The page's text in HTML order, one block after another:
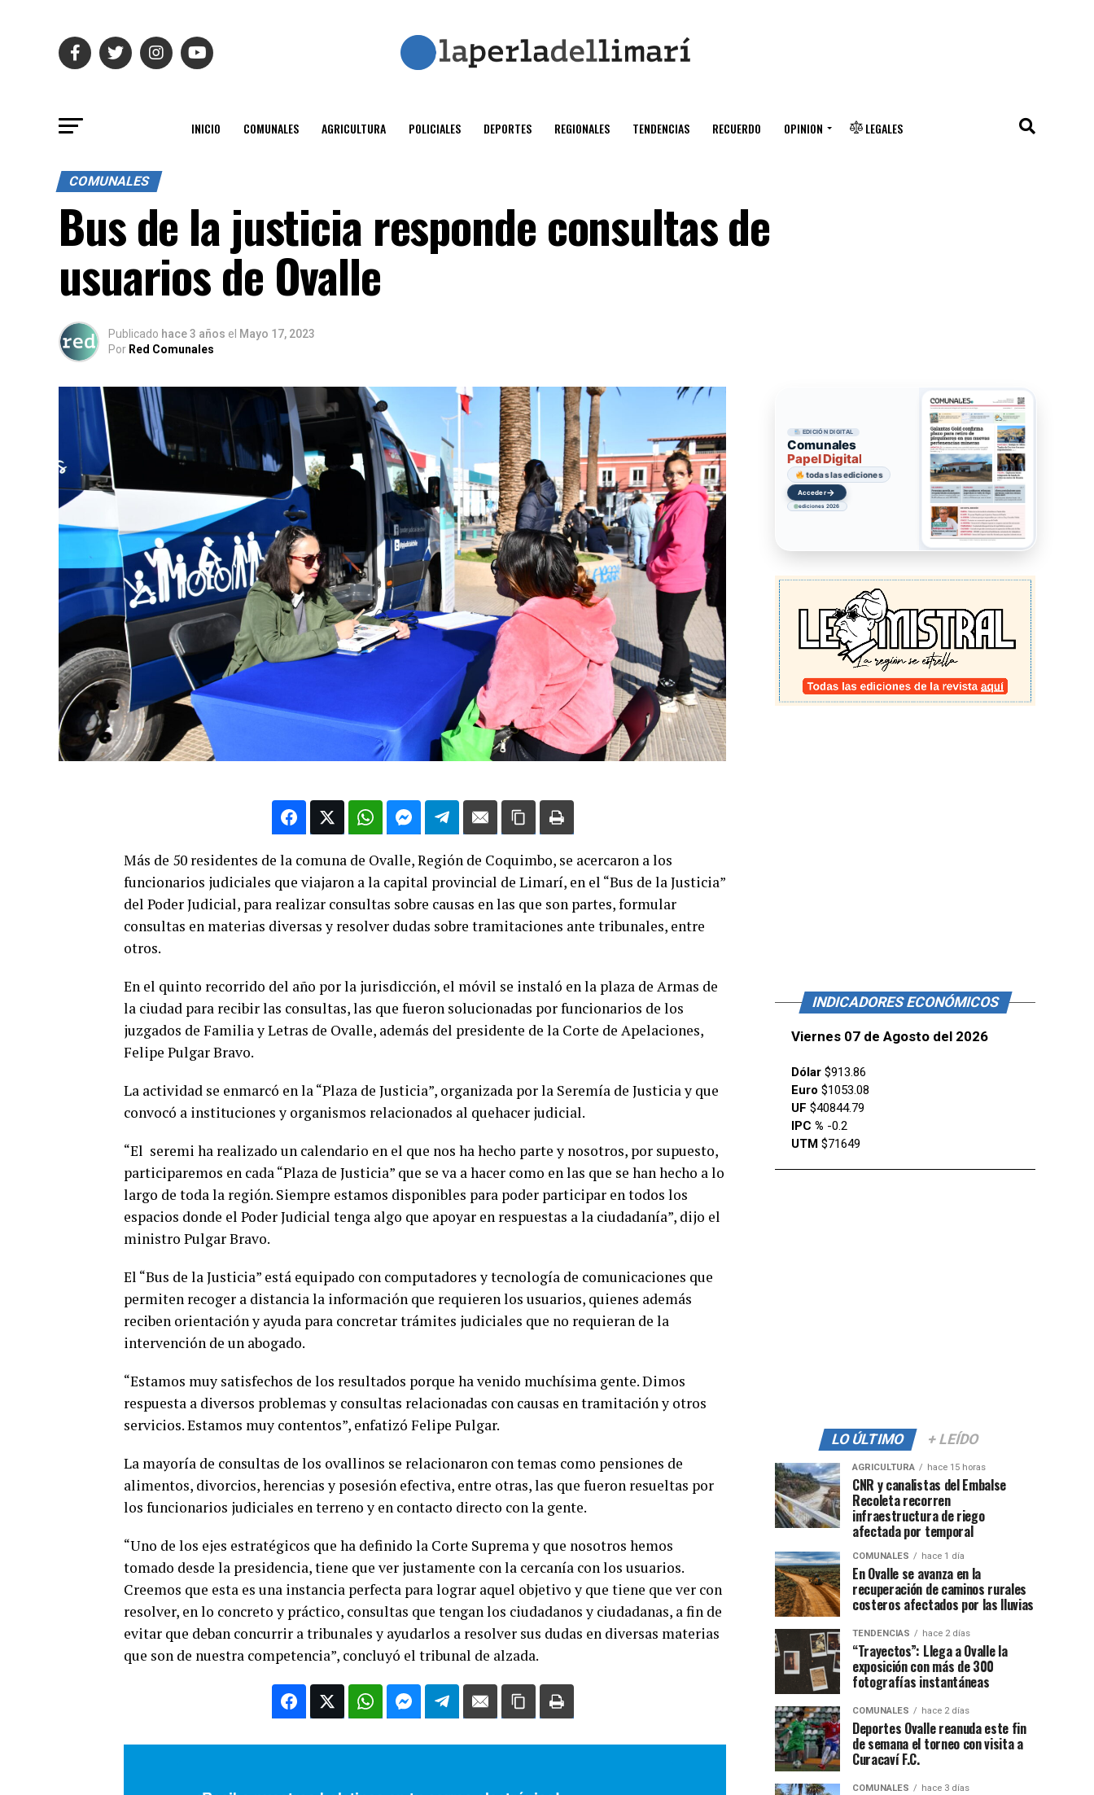
INICIO COMUNALES AGRICULTURA POLICIALES DEPORTES REGIONALES TENDENCIAS RECUERDO OPINION LEGALES
COMUNALES
Bus de la justicia responde consultas de
usuarios de Ovalle
Publicado hace 3 años el Mayo 17, 2023
Por Red Comunales
Más de 50 residentes de la comuna de Ovalle, Región de Coquimbo, se acercaron a los
funcionarios judiciales que viajaron a la capital provincial de Limarí, en el “Bus de la Justicia”
del Poder Judicial, para realizar consultas sobre causas en las que son partes, formular
consultas en materias diversas y resolver dudas sobre tramitaciones ante tribunales, entre
otros.
En el quinto recorrido del año por la jurisdicción, el móvil se instaló en la plaza de Armas de
la ciudad para recibir las consultas, las que fueron solucionadas por funcionarios de los
juzgados de Familia y Letras de Ovalle, además del presidente de la Corte de Apelaciones,
Felipe Pulgar Bravo.
La actividad se enmarcó en la “Plaza de Justicia”, organizada por la Seremía de Justicia y que
convocó a instituciones y organismos relacionados al quehacer judicial.
“El seremi ha realizado un calendario en el que nos ha hecho parte y nosotros, por supuesto,
participaremos en cada “Plaza de Justicia” que se va a hacer como en las que se han hecho a lo
largo de toda la región. Siempre estamos disponibles para poder participar en todos los
espacios donde el Poder Judicial tenga algo que apoyar en respuestas a la ciudadanía”, dijo el
ministro Pulgar Bravo.
El “Bus de la Justicia” está equipado con computadores y tecnología de comunicaciones que
permiten recoger a distancia la información que requieren los usuarios, quienes además
reciben orientación y ayuda para concretar trámites judiciales que no requieran de la
intervención de un abogado.
“Estamos muy satisfechos de los resultados porque ha venido muchísima gente. Dimos
respuesta a diversos problemas y consultas relacionadas con causas en tramitación y otros
servicios. Estamos muy contentos”, enfatizó Felipe Pulgar.
La mayoría de consultas de los ovallinos se relacionaron con temas como pensiones de
alimentos, divorcios, herencias y posesión efectiva, entre otras, las que fueron resueltas por
los funcionarios judiciales en terreno y en contacto directo con la gente.
“Uno de los ejes estratégicos que ha definido la Corte Suprema y que nosotros hemos
tomado desde la presidencia, tiene que ver justamente con la cercanía con los usuarios.
Creemos que esta es una instancia perfecta para lograr aquel objetivo y que tiene que ver con
resolver, en lo concreto y práctico, consultas que tengan los ciudadanos y ciudadanas, a fin de
evitar que deban concurrir a tribunales y ayudarlos a resolver sus dudas en diversas materias
que son de nuestra competencia”, concluyó el tribunal de alzada.
EDICIÓN DIGITAL
Comunales
Papel Digital
todas las ediciones
Acceder→
ediciones 2026
INDICADORES ECONÓMICOS
Viernes 07 de Agosto del 2026
Dólar $913.86
Euro $1053.08
UF $40844.79
IPC % -0.2
UTM $71649
LO ÚLTIMO + LEÍDO
AGRICULTURA hace 15 horas
CNR y canalistas del Embalse
Recoleta recorren
infraestructura de riego
afectada por temporal
COMUNALES hace 1 día
En Ovalle se avanza en la
recuperación de caminos rurales
costeros afectados por las lluvias
TENDENCIAS hace 2 días
“Trayectos”: Llega a Ovalle la
exposición con más de 300
fotografías instantáneas
COMUNALES hace 2 días
Deportes Ovalle reanuda este fin
de semana el torneo con visita a
Curacaví F.C.
COMUNALES hace 3 días